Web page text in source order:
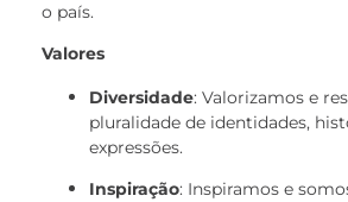
o país.
Valores
Diversidade: Valorizamos e
pluralidade de identidades,
expressões.
Inspiração: Inspiramos e